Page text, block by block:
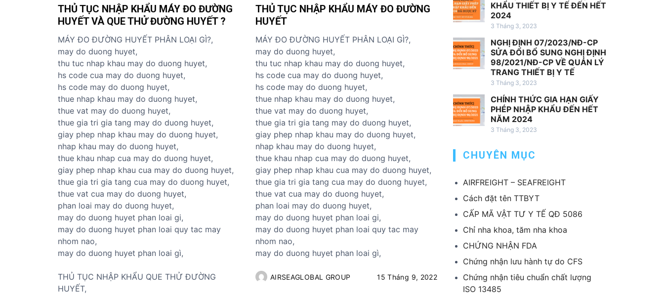
v
n
ậ
p
k
h
ẩ
u
T
B
Y
T
v
ụ
x
u
ấ
t
h
ẩ
u
ủ
t
ụ
á
à
D
h
ụ
k
h
á
c
THỦ TỤC NHẬP KHẨU MÁY ĐO ĐƯỜNG
HUYẾT VÀ QUE THỬ ĐƯỜNG HUYẾT ?
MÁY ĐO ĐƯỜNG HUYẾT PHÂN LOẠI GÌ?,
may do duong huyet,
thu tuc nhap khau may do duong huyet,
hs code cua may do duong huyet,
hs code may do duong huyet,
thue nhap khau may do duong huyet,
thue vat may do duong huyet,
thue gia tri gia tang may do duong huyet,
giay phep nhap khau may do duong huyet,
nhap khau may do duong huyet,
thue khau nhap cua may do duong huyet,
giay phep nhap khau cua may do duong huyet,
thue gia tri gia tang cua may do duong huyet,
thue vat cua may do duong huyet,
phan loai may do duong huyet,
may do duong huyet phan loai gi,
may do duong huyet phan loai quy tac may
nhom nao,
may do duong huyet phan loai gì,
THỦ TỤC NHẬP KHẨU QUE THỬ ĐƯỜNG
HUYẾT,
THỦ TỤC NHẬP KHẨU MÁY ĐO ĐƯỜNG
HUYẾT
MÁY ĐO ĐƯỜNG HUYẾT PHÂN LOẠI GÌ?,
may do duong huyet,
thu tuc nhap khau may do duong huyet,
hs code cua may do duong huyet,
hs code may do duong huyet,
thue nhap khau may do duong huyet,
thue vat may do duong huyet,
thue gia tri gia tang may do duong huyet,
giay phep nhap khau may do duong huyet,
nhap khau may do duong huyet,
thue khau nhap cua may do duong huyet,
giay phep nhap khau cua may do duong huyet,
thue gia tri gia tang cua may do duong huyet,
thue vat cua may do duong huyet,
phan loai may do duong huyet,
may do duong huyet phan loai gi,
may do duong huyet phan loai quy tac may
nhom nao,
may do duong huyet phan loai gì,
AIRSEAGLOBAL GROUP 15 Tháng 9, 2022
KHẨU THIẾT BỊ Y TẾ ĐẾN HẾT
2024
3 Tháng 3, 2023
NGHỊ ĐỊNH 07/2023/NĐ-CP
SỬA ĐỔI BỔ SUNG NGHỊ ĐỊNH
98/2021/NĐ-CP VỀ QUẢN LÝ
TRANG THIẾT BỊ Y TẾ
3 Tháng 3, 2023
CHÍNH THỨC GIA HẠN GIẤY
PHÉP NHẬP KHẨU ĐẾN HẾT
NĂM 2024
3 Tháng 3, 2023
CHUYÊN MỤC
AIRFREIGHT – SEAFREIGHT
Cách đặt tên TTBYT
CẤP MÃ VẬT TƯ Y TẾ QĐ 5086
Chỉ nha khoa, tăm nha khoa
CHỨNG NHẬN FDA
Chứng nhận lưu hành tự do CFS
Chứng nhận tiêu chuẩn chất lượng
ISO 13485